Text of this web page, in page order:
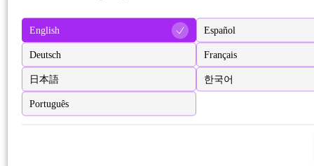
English Español
Deutsch Français
日本語 한국어
Português